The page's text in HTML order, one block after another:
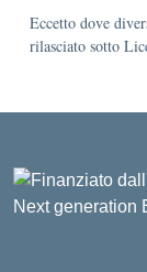
Eccetto dove
rilasciato sotto